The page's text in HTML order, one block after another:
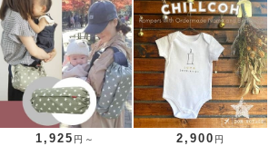
1,925 円～ 2,900 円